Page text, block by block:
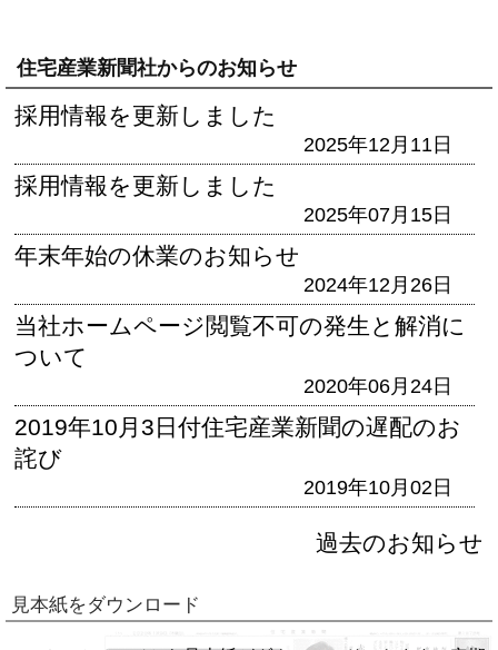
住宅産業新聞社からのお知らせ
採用情報を更新しました
2025年12月11日
採用情報を更新しました
2025年07月15日
年末年始の休業のお知らせ
2024年12月26日
当社ホームページ閲覧不可の発生と解消に
ついて
2020年06月24日
2019年10月3日付住宅産業新聞の遅配のお
詫び
2019年10月02日
過去のお知らせ
見本紙をダウンロード